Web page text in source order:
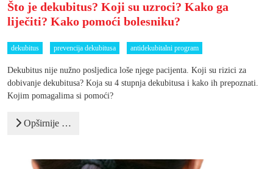
Što je dekubitus? Koji su uzroci? Kako ga
liječiti? Kako pomoći bolesniku?
dekubitus prevencija dekubitusa antidekubitalni program
Dekubitus nije nužno posljedica loše njege pacijenta. Koji su rizici za
dobivanje dekubitusa? Koja su 4 stupnja dekubitusa i kako ih prepoznati.
Kojim pomagalima si pomoći?
Opširnije …